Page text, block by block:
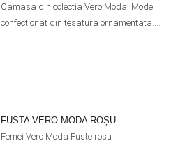
Camasa din colectia Vero Moda. Model
confectionat din tesatura ornamentata....
FUSTA VERO MODA ROȘU
Femei Vero Moda Fuste rosu